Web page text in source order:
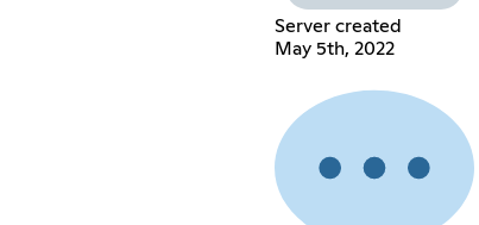
Server created
May 5th, 2022